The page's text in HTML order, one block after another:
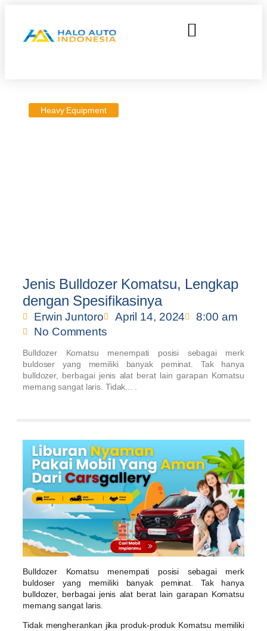
Heavy Equipment
Jenis Bulldozer Komatsu, Lengkap
dengan Spesifikasinya
Erwin Juntoro April 14, 2024
8:00 am
No Comments
Bulldozer Komatsu menempati posisi sebagai merk
buldoser yang memiliki banyak peminat. Tak hanya
bulldozer, berbagai jenis alat berat lain garapan Komatsu
memang sangat laris. Tidak... .
Bulldozer Komatsu menempati posisi sebagai merk
buldoser yang memiliki banyak peminat. Tak hanya
bulldozer, berbagai jenis alat berat lain garapan Komatsu
memang sangat laris.
Tidak mengherankan jika produk-produk Komatsu memiliki